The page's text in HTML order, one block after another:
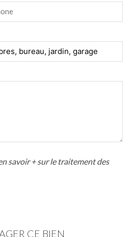
savoir + sur le traitement des
CE BIEN